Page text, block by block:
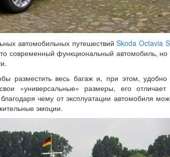
автомобильных путешествийSkoda Octavia
современный функциональный автомобиль,
разместить весь багаж и, при этом,
«универсальные» размеры, его отличает
чему от эксплуатации автомобиля
эмоции.